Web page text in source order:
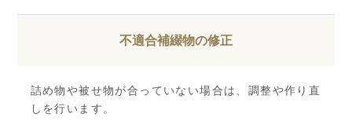
不適合補綴物の修正
詰め物や被せ物が合っていない場合は、調整や作り直
しを行います。